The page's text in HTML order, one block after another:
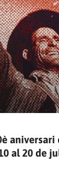
aniversari
al 20 de